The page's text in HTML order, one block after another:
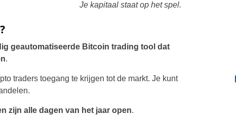
Je kapitaal staat op het spel.
geautomatiseerde Bitcoin trading tool dat
.
traders toegang te krijgen tot de markt. Je kunt
zijn alle dagen van het jaar open.